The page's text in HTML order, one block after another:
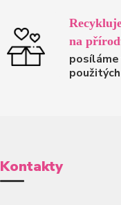
na
posíláme
Kontakty